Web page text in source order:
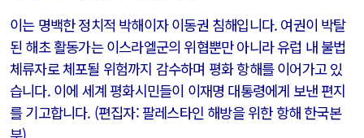
이는 명백한 정치적 박해이자 이동권 침해입니다. 여권이 박탈
된 해초 활동가는 이스라엘군의 위협뿐만 아니라 유럽 내 불법
체류자로 체포될 위험까지 감수하며 평화 항해를 이어가고 있
습니다. 이에 세계 평화시민들이 이재명 대통령에게 보낸 편지
를 기고합니다. (편집자: 팔레스타인 해방을 위한 항해 한국본